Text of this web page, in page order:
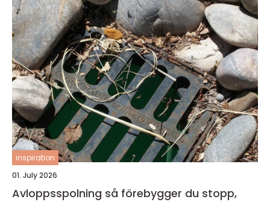
inspiration
01. July 2026
Avloppsspolning så förebygger du stopp,